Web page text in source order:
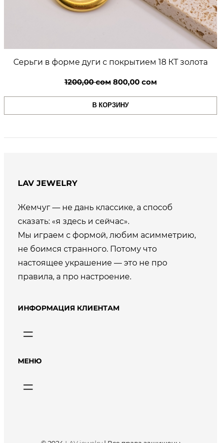
Серьги в форме дуги с покрытием 18 КТ золота
1200,00сом Первоначальная
составляла
800,00 сомТекущая
В КОРЗИНУ
LAV JEWELRY
Жемчуг — не дань классике, а способ
сказать: «я здесь и сейчас».
Мы играем с формой, любим асимметрию,
не боимся странного. Потому что
настоящее украшение — это не про
правила, а про настроение.
ИНФОРМАЦИЯ КЛИЕНТАМ
МЕНЮ